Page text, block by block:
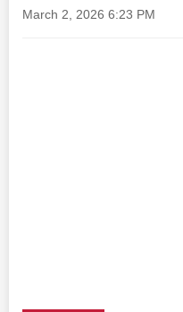
March 2, 2026 6:23 PM